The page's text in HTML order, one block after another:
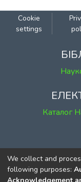
Cookie
settings
Каталог
м.
We collect and
following purposes: